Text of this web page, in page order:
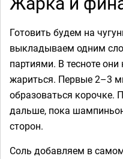
Готовить будем на
выкладываем одним
партиями. В тесноте
жариться. Первые 2–3
образоваться
дальше, пока
сторон.
Соль добавляем в